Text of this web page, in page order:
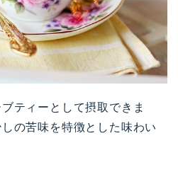
ティーとして摂取できま
の苦味を特徴とした味わい